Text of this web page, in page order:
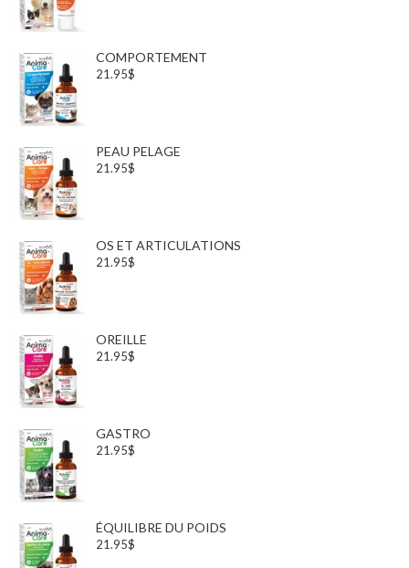
COMPORTEMENT
21.95$
PEAU PELAGE
21.95$
OS ET ARTICULATIONS
21.95$
OREILLE
21.95$
GASTRO
21.95$
ÉQUILIBRE DU POIDS
21.95$